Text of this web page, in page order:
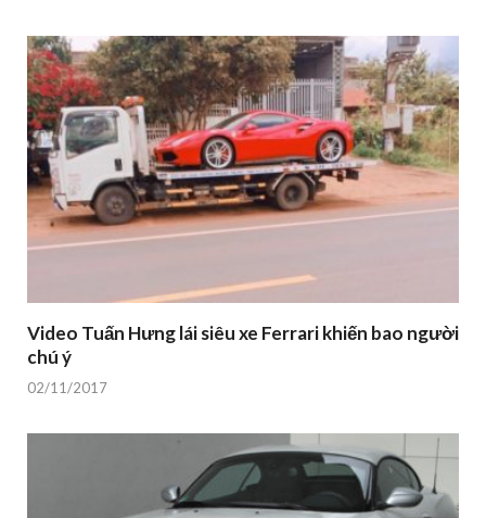
Video Tuấn Hưng lái siêu xe Ferrari khiến bao người
chú ý
02/11/2017